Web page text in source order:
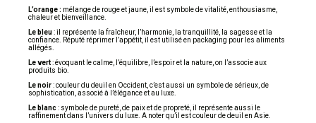
L’orange : mélange de rouge et jaune, il est symbole de vitalité, enthousiasme,
chaleur et bienveillance.
Le bleu: il représente la fraîcheur, l’harmonie, la tranquillité, la sagesse et la
confiance. Réputé réprimer l’appétit, il est utilisé en packaging pour les aliments
allégés.
Le vert: évoquant le calme, l’équilibre, l’espoir et la nature, on l’associe aux
produits bio.
Le noir: couleur du deuil en Occident, c’est aussi un symbole de sérieux, de
sophistication, associé à l’élégance et au luxe.
Le blanc: symbole de pureté, de paix et de propreté, il représente aussi le
raffinement dans l’univers du luxe. A noter qu’il est couleur de deuil en Asie.